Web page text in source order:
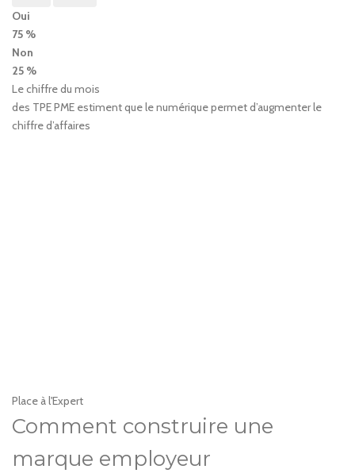
Oui
75 %
Non
25 %
Le chiffre du mois
des TPE PME estiment que le numérique permet d’augmenter le
chiffre d’affaires
Place à l'Expert
Comment construire une
marque employeur